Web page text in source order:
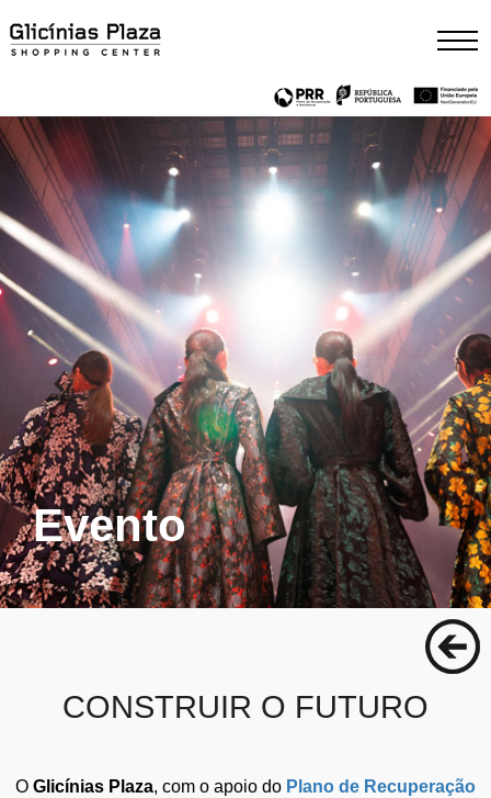
Evento
CONSTRUIR O FUTURO
O Glicínias Plaza, com o apoio do Plano de Recuperação